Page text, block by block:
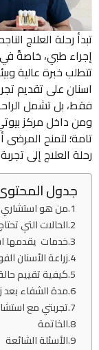
تبدأ رحلة العلاج
إجراء طبي، خاصةً في
تتطلب خبرة عالية
اسنان​ على تقديم
فقط، بل تشمل
ومن داخل مركز
تامة؛ لتمنح
رحلة العلاج إلى
جدول
من هو استشاري
الحالات التي
خدمات يقدمها
زراعة الأسنان
كيفية تقييم
مدة الشفاء بعد
تجربتي مع
الخاتمة
الأسئلة الشائعة